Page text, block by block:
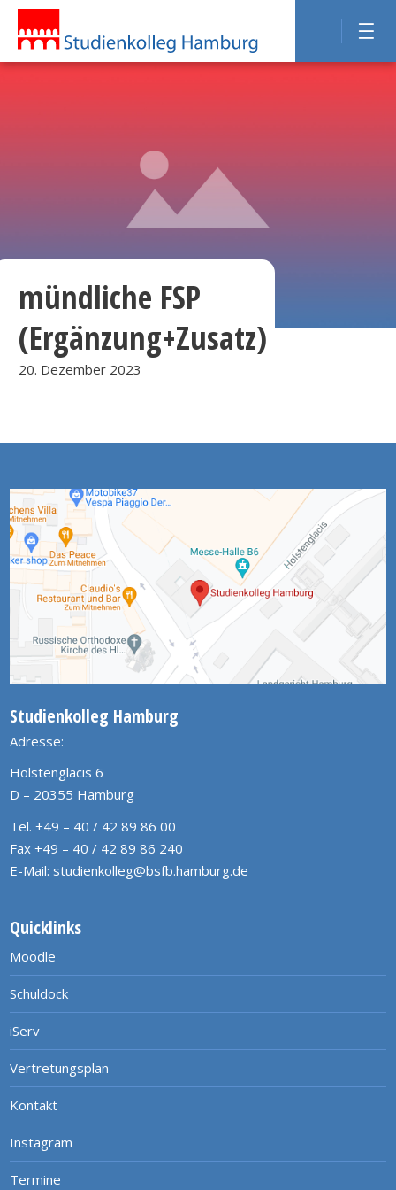
mündliche FSP
(Ergänzung+Zusatz)
20. Dezember 2023
Studienkolleg Hamburg
Adresse:
Holstenglacis 6
D – 20355 Hamburg
Tel. +49 – 40 / 42 89 86 00
Fax +49 – 40 / 42 89 86 240
E-Mail: studienkolleg@bsfb.hamburg.de
Quicklinks
Moodle
Schuldock
iServ
Vertretungsplan
Kontakt
Instagram
Termine